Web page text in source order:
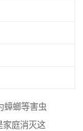
蟑螂等害虫
家庭消灭这